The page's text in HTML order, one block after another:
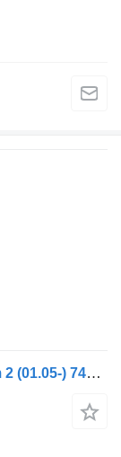
Flexible de climatisation Valeo Premium 2 (01.05-) 7420858881 pour tracteur routier Renault Premium, Premium 2 (1996-2014)